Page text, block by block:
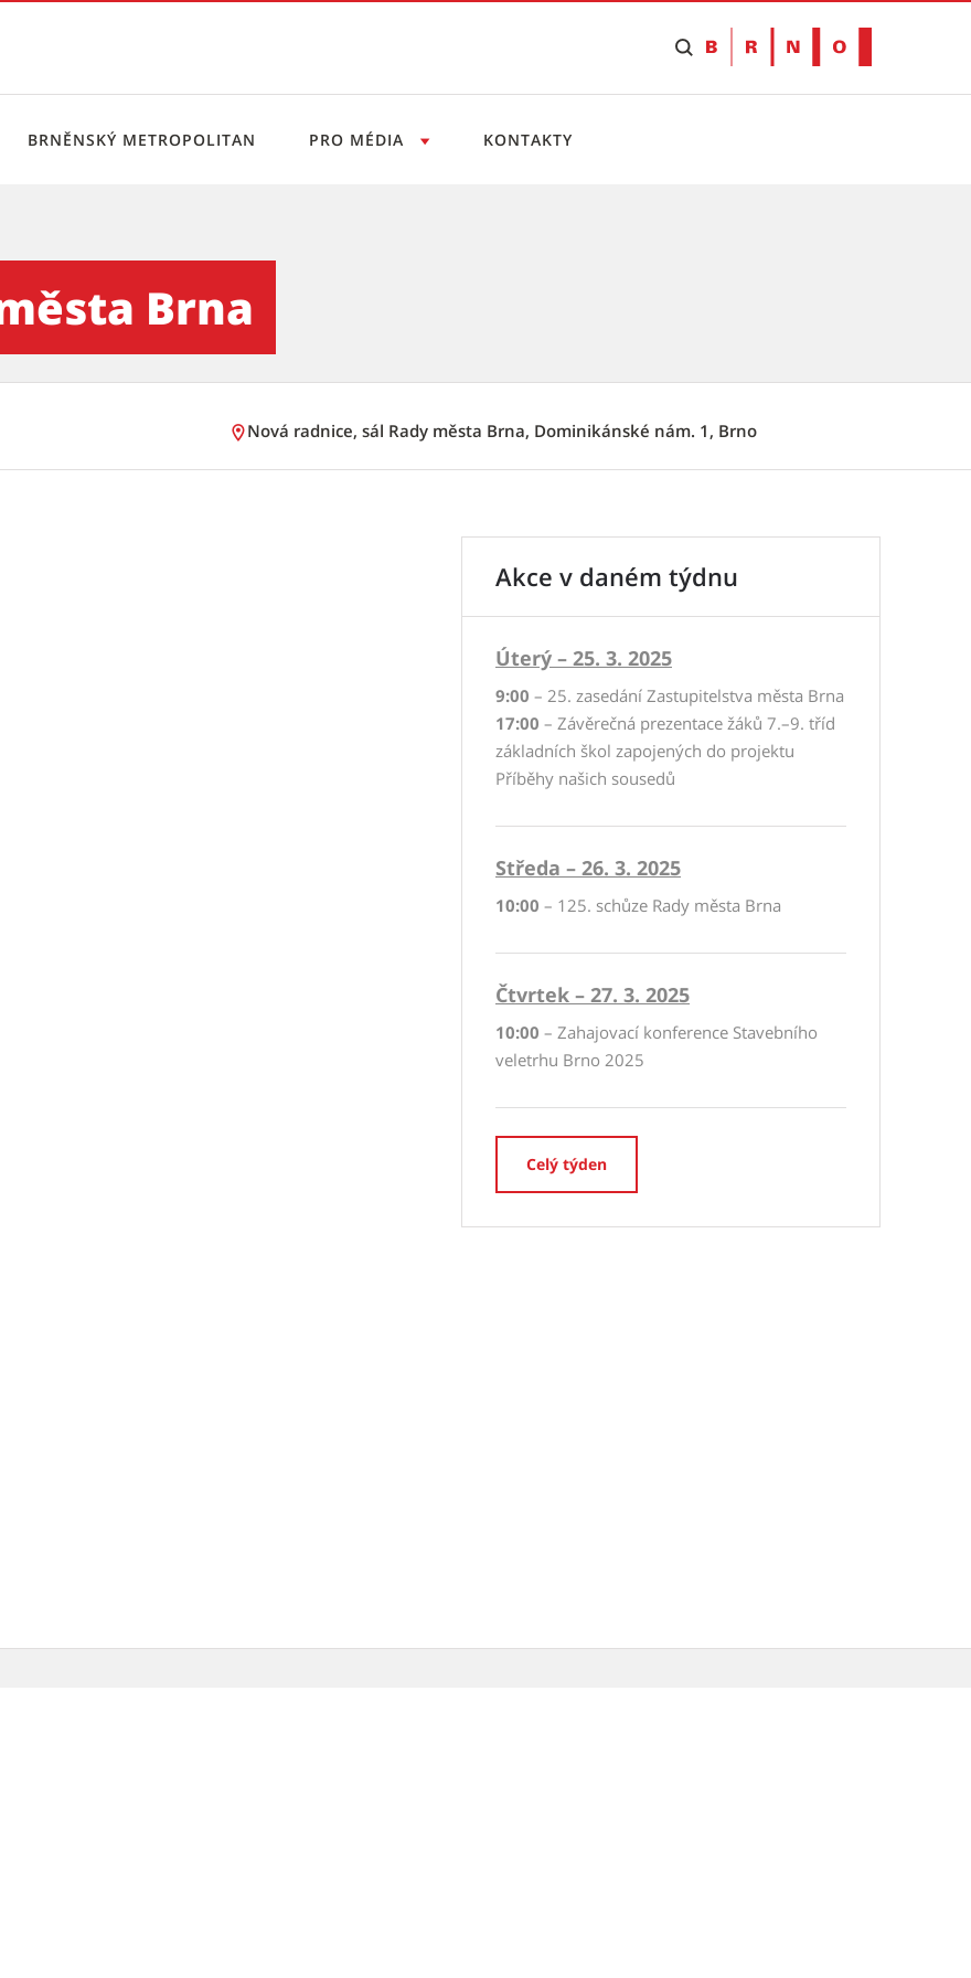
- Tiskový servis
BRNĚNSKÝ METROPOLITAN PRO MÉDIA KONTAKTY
Brna
Nová radnice, sál Rady města Brna, Dominikánské nám. 1, Brno
Akce v daném týdnu
Úterý – 25. 3. 2025
9:00 – 25. zasedání Zastupitelstva města Brna
17:00 – Závěrečná prezentace žáků 7.–9. tříd
základních škol zapojených do projektu
Příběhy našich sousedů
Středa – 26. 3. 2025
10:00 – 125. schůze Rady města Brna
Čtvrtek – 27. 3. 2025
10:00 – Zahajovací konference Stavebního
veletrhu Brno 2025
Celý týden